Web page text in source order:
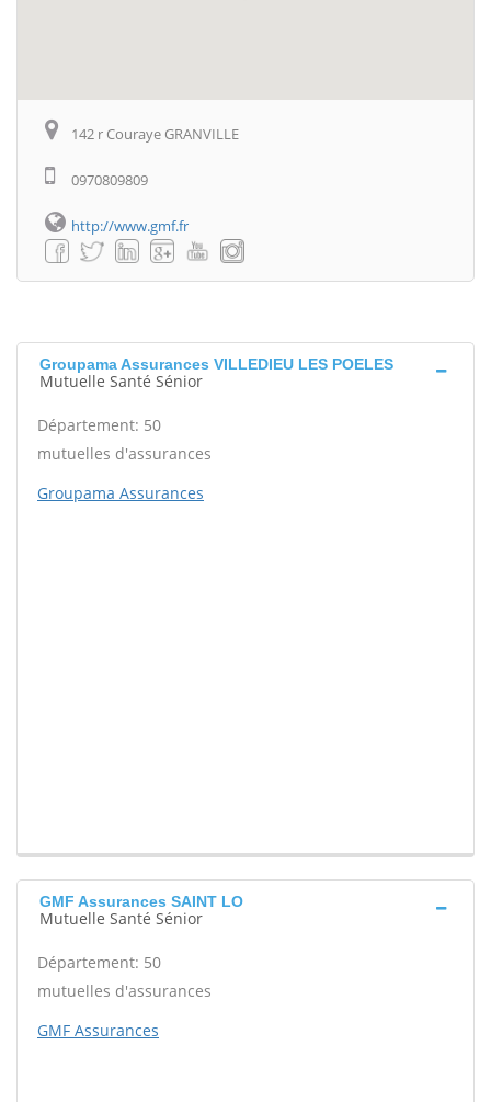
142 r Couraye GRANVILLE
0970809809
http://www.gmf.fr
Groupama Assurances VILLEDIEU LES POELES
Mutuelle Santé Sénior
Département: 50
mutuelles d'assurances
Groupama Assurances
GMF Assurances SAINT LO
Mutuelle Santé Sénior
Département: 50
mutuelles d'assurances
GMF Assurances